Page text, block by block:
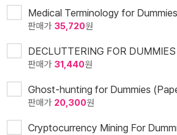
Medical Terminology for
판매가 35,720원
DECLUTTERING FOR
판매가 31,440원
Ghost-hunting for Dummies
판매가 20,300원
Cryptocurrency Mining For